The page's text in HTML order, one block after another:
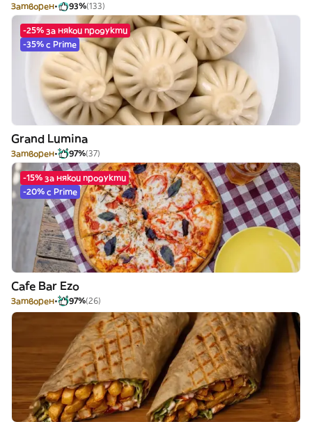
Затворен 93%(133)
-25% за някои продукти
-35% с Prime
Grand Lumina
Затворен 97%(37)
-15% за някои продукти
-20% с Prime
Cafe Bar Ezo
Затворен 97%(26)